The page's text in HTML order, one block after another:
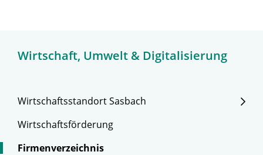
Wirtschaft, Umwelt & Digitalisierung
Wirtschaftsstandort Sasbach
Wirtschaftsförderung
Firmenverzeichnis